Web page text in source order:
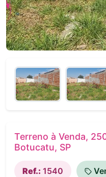
Terreno à Venda,
Botucatu, SP
Ref.: 1540